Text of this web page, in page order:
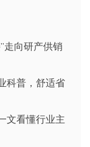
走向研产供销
科普，舒适省
文看懂行业主